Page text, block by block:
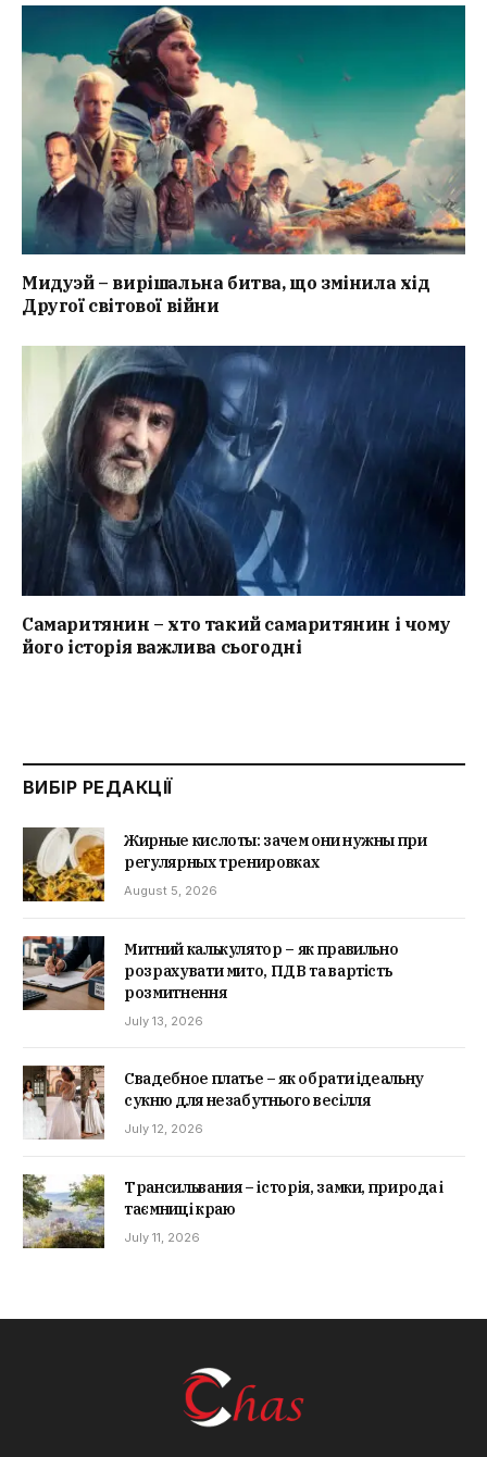
Мидуэй – вирішальна битва, що змінила хід
Другої світової війни
Самаритянин – хто такий самаритянин і чому
його історія важлива сьогодні
ВИБІР РЕДАКЦІЇ
Жирные кислоты: зачем они нужны при
регулярных тренировках
August 5, 2026
Митний калькулятор – як правильно
розрахувати мито, ПДВ та вартість
розмитнення
July 13, 2026
Свадебное платье – як обрати ідеальну
сукню для незабутнього весілля
July 12, 2026
Трансильвания – історія, замки, природа і
таємниці краю
July 11, 2026